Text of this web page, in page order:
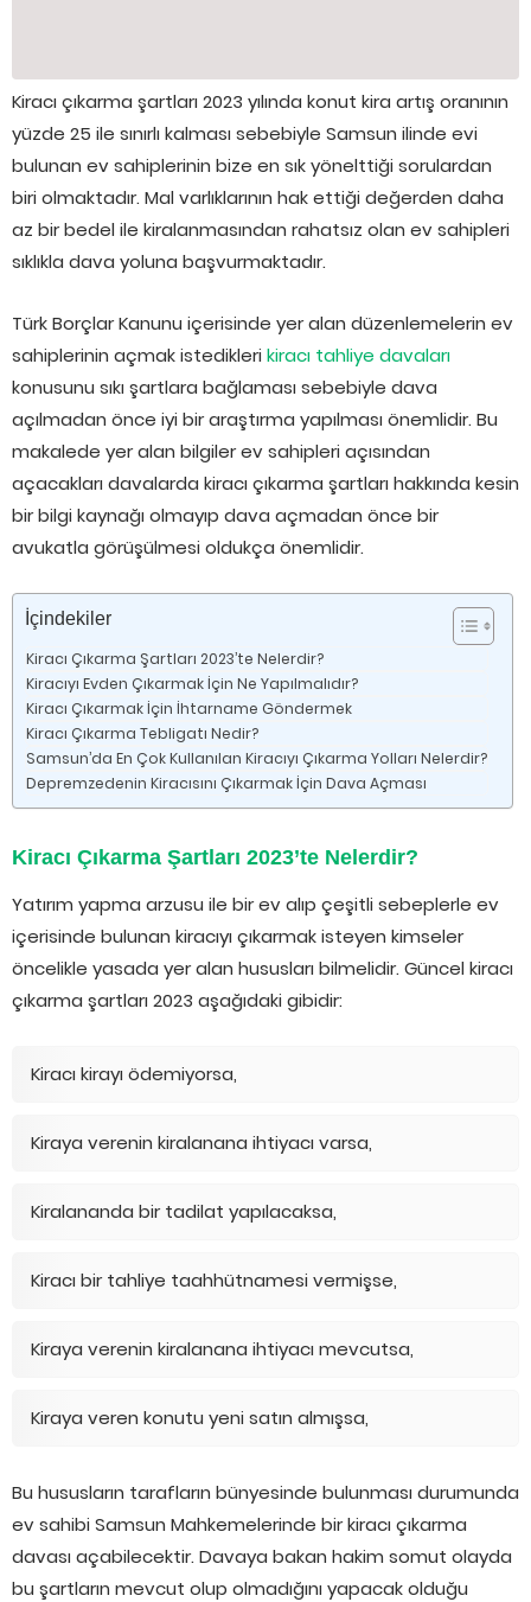
Kiracı çıkarma şartları 2023 yılında konut kira artış oranının
yüzde 25 ile sınırlı kalması sebebiyle Samsun ilinde evi
bulunan ev sahiplerinin bize en sık yönelttiği sorulardan
biri olmaktadır. Mal varlıklarının hak ettiği değerden daha
az bir bedel ile kiralanmasından rahatsız olan ev sahipleri
sıklıkla dava yoluna başvurmaktadır.
Türk Borçlar Kanunu içerisinde yer alan düzenlemelerin ev
sahiplerinin açmak istedikleri kiracı tahliye davaları
konusunu sıkı şartlara bağlaması sebebiyle dava
açılmadan önce iyi bir araştırma yapılması önemlidir. Bu
makalede yer alan bilgiler ev sahipleri açısından
açacakları davalarda kiracı çıkarma şartları hakkında kesin
bir bilgi kaynağı olmayıp dava açmadan önce bir
avukatla görüşülmesi oldukça önemlidir.
İçindekiler
Kiracı Çıkarma Şartları 2023’te Nelerdir?
Kiracıyı Evden Çıkarmak İçin Ne Yapılmalıdır?
Kiracı Çıkarmak İçin İhtarname Göndermek
Kiracı Çıkarma Tebligatı Nedir?
Samsun’da En Çok Kullanılan Kiracıyı Çıkarma Yolları Nelerdir?
Depremzedenin Kiracısını Çıkarmak İçin Dava Açması
Kiracı Çıkarma Şartları 2023’te Nelerdir?
Yatırım yapma arzusu ile bir ev alıp çeşitli sebeplerle ev
içerisinde bulunan kiracıyı çıkarmak isteyen kimseler
öncelikle yasada yer alan hususları bilmelidir. Güncel kiracı
çıkarma şartları 2023 aşağıdaki gibidir:
Kiracı kirayı ödemiyorsa,
Kiraya verenin kiralanana ihtiyacı varsa,
Kiralananda bir tadilat yapılacaksa,
Kiracı bir tahliye taahhütnamesi vermişse,
Kiraya verenin kiralanana ihtiyacı mevcutsa,
Kiraya veren konutu yeni satın almışsa,
Bu hususların tarafların bünyesinde bulunması durumunda
ev sahibi Samsun Mahkemelerinde bir kiracı çıkarma
davası açabilecektir. Davaya bakan hakim somut olayda
bu şartların mevcut olup olmadığını yapacak olduğu